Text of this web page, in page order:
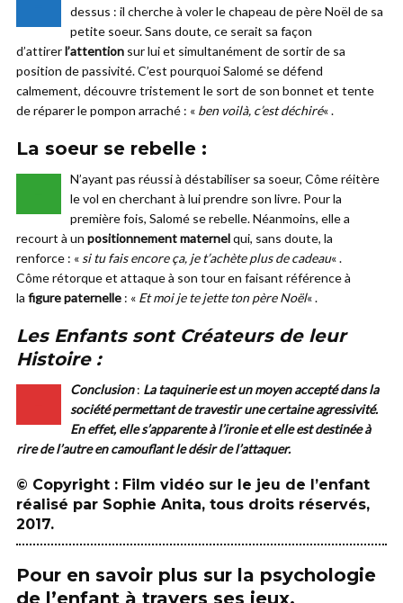
dessus : il cherche à voler le chapeau de père Noël de sa
petite soeur. Sans doute, ce serait sa façon
d’attirerl’attention sur lui et simultanément de sortir de sa
position de passivité. C’est pourquoi Salomé se défend
calmement, découvre tristement le sort de son bonnet et tente
de réparer le pompon arraché : « ben voilà, c’est déchiré« .
La soeur se rebelle :
N’ayant pas réussi à déstabiliser sa soeur, Côme réitère
le vol en cherchant à lui prendre son livre. Pour la
première fois, Salomé se rebelle. Néanmoins, elle a
recourt à un positionnement maternelqui, sans doute, la
renforce : « si tu fais encore ça, je t’achète plus de cadeau« .
Côme rétorque et attaque à son tour en faisant référence à
la figure paternelle : « Et moi je te jette ton père Noël« .
Les Enfants sont Créateurs de leur
Histoire :
Conclusion: La taquinerie est un moyen accepté dans la
société permettant de travestir une certaine agressivité.
En effet, elle s’apparente à l’ironieet elleest destinée à
rire de l’autre en camouflant le désir de l’attaquer.
© Copyright : Film vidéo sur le jeu de l’enfant
réalisé par Sophie Anita, tous droits réservés,
2017.
Pour en savoir plus sur la psychologie
de l’enfant à travers ses jeux,